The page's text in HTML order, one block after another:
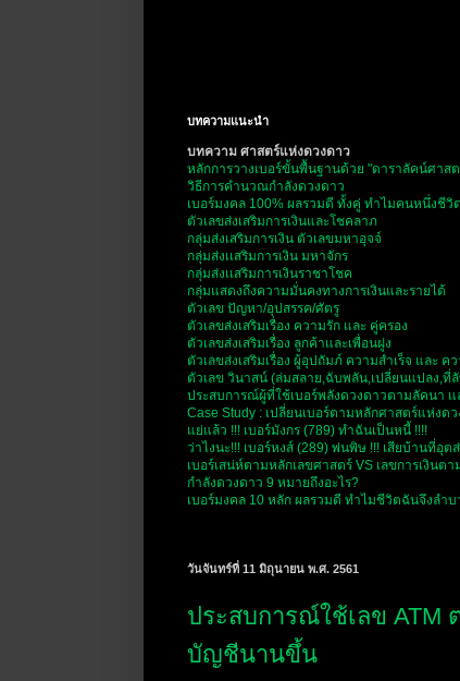
บทความแนะนำ
บทความ ศาสตร์แห่งดวงดาว
หลักการวางเบอร์ขั้นพื้นฐานด้วย "ดาราลัคน์ศาส
วิธีการคำนวณกำลังดวงดาว
เบอร์มงคล 100% ผลรวมดี ทั้งคู่ ทำไมคนหนึ่งชี
ตัวเลขส่งเสริมการเงินและโชคลาภ
กลุ่มส่งเสริมการเงิน ตัวเลขมหาอุจจ์
กลุ่มส่งเเสริมการเงิน มหาจักร
กลุ่มส่งเเสริมการเงินราชาโชค
กลุ่มแสดงถึงความมั่นคงทางการเงินและรายได้
ตัวเลข ปัญหา/อุปสรรค/ศัตรู
ตัวเลขส่งเสริมเรื่อง ความรัก และ คู่ครอง
ตัวเลขส่งเสริมเรื่อง ลูกค้าและเพื่อนฝูง
ตัวเลขส่งเสริมเรื่อง ผู้อุปถัมภ์ ความสำเร็จ และ คว
ตัวเลข วินาสน์ (ล่มสลาย,ฉับพลัน,เปลี่ยนแปลง,ที่
ประสบการณ์ผู้ที่ใช้เบอร์พลังดวงดาวตามลัคนา แ
Case Study : เปลี่ยนเบอร์ตามหลักศาสตร์แห่งด
แย่แล้ว !!! เบอร์มังกร (789) ทำฉันเป็นหนี้ !!!!
ว่าไงนะ!!! เบอร์หงส์ (289) พ่นพิษ !!! เสียบ้านที่อุต
เบอร์เสน่ห์ตามหลักเลขศาสตร์ VS เลขการเงินต
กำลังดวงดาว 9 หมายถึงอะไร?
เบอร์มงคล 10 หลัก ผลรวมดี ทำไมชีวิตฉันจึงลำบ
วันจันทร์ที่ 11 มิถุนายน พ.ศ. 2561
ประสบการณ์ใช้เลข ATM
บัญชีนานขึ้น